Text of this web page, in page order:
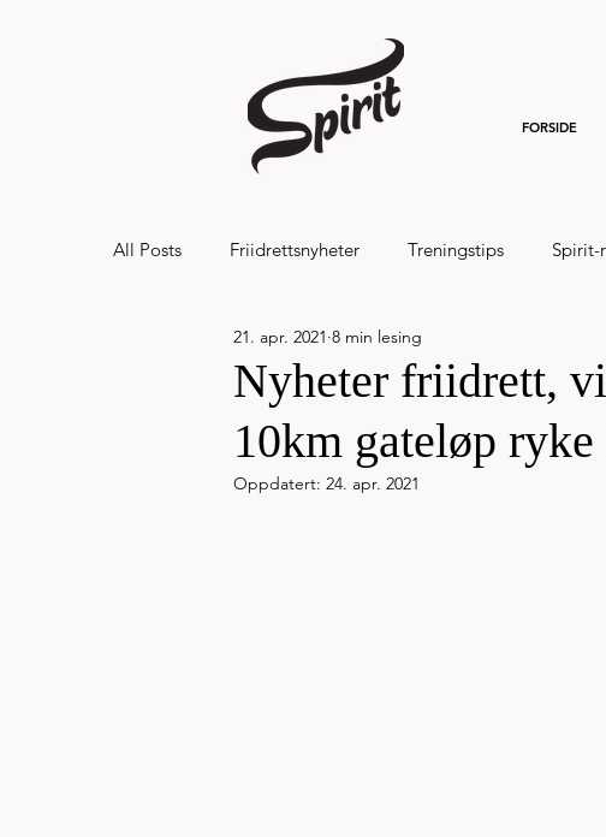
FORSIDE
All Posts Friidrettsnyheter Treningstips Spirit-
Hålandsvannet halvmaraton og 7km 20
Nyheter friidrett,
10km gateløp
21. apr. 2021 8 min lesing
Oppdatert: 24. apr. 2021